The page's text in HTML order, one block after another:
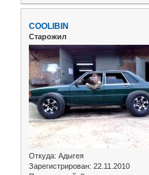
COOLIBIN
Старожил
Откуда: Адыгея
Зарегистрирован: 22.11.2010